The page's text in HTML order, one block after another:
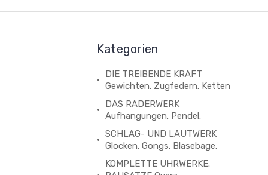
Kategorien
DIE TREIBENDE KRAFT
Gewichten. Zugfedern. Ketten
DAS RADERWERK
Aufhangungen. Pendel.
SCHLAG- UND LAUTWERK
Glocken. Gongs. Blasebage.
KOMPLETTE UHRWERKE.